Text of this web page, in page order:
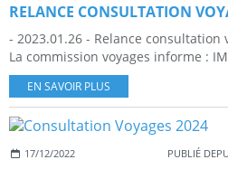
RELANCE CONSULTATION
- 2023.01.26 - Relance consultation
La commission voyages informe :
EN SAVOIR PLUS
17/12/2022 PUBLIÉ